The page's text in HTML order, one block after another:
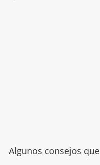
Algunos consejos que